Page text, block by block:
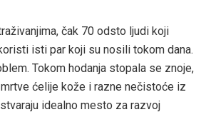
čak 70 odsto ljudi koji
isti par koji su nosili tokom dana.
Tokom hodanja stopala se znoje,
mrtve ćelije kože i razne nečistoće iz
idealno mesto za razvoj